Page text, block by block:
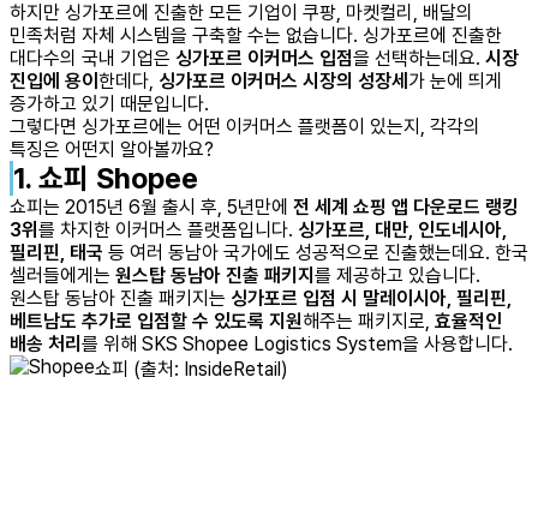
하지만 싱가포르에 진출한 모든 기업이 쿠팡, 마켓컬리, 배달의
민족처럼 자체 시스템을 구축할 수는 없습니다. 싱가포르에 진출한
대다수의 국내 기업은 싱가포르 이커머스 입점을 선택하는데요. 시장
진입에 용이 한데다, 싱가포르 이커머스 시장의 성장세 가 눈에 띄게
증가하고 있기 때문입니다.
그렇다면 싱가포르에는 어떤 이커머스 플랫폼이 있는지, 각각의
특징은 어떤지 알아볼까요?
1. 쇼피 Shopee
쇼피는 2015년 6월 출시 후, 5년만에 전 세계 쇼핑 앱 다운로드 랭킹
3위 를 차지한 이커머스 플랫폼입니다. 싱가포르, 대만, 인도네시아,
필리핀, 태국 등 여러 동남아 국가에도 성공적으로 진출했는데요. 한국
셀러들에게는 원스탑 동남아 진출 패키지 를 제공하고 있습니다.
원스탑 동남아 진출 패키지는 싱가포르 입점 시 말레이시아, 필리핀,
베트남도 추가로 입점할 수 있도록 지원해주는 패키지로, 효율적인
배송 처리 를 위해 SKS Shopee Logistics System을 사용합니다.
쇼피 (출처: InsideRetail)